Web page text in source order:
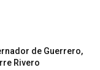
de Guerrero,
Rivero